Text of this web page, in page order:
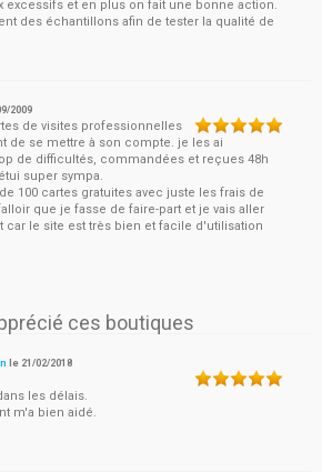
excessifs et en plus on fait une bonne action.
des échantillons afin de tester la qualité de
2009
de visites professionnelles
de se mettre à son compte. je les ai
de difficultés, commandées et reçues 48h
super sympa.
100 cartes gratuites avec juste les frais de
que je fasse de faire-part et je vais aller
car le site est très bien et facile d'utilisation
ces boutiques
le 21/02/2018
les délais.
m'a bien aidé.